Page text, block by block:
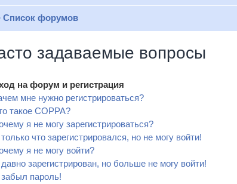
Список форумов
задаваемые вопросы
на форум и регистрация
мне нужно регистрироваться?
такое COPPA?
я не могу зарегистрироваться?
что зарегистрировался, но не могу войти!
я не могу войти?
зарегистрирован, но больше не могу войти!
пароль!